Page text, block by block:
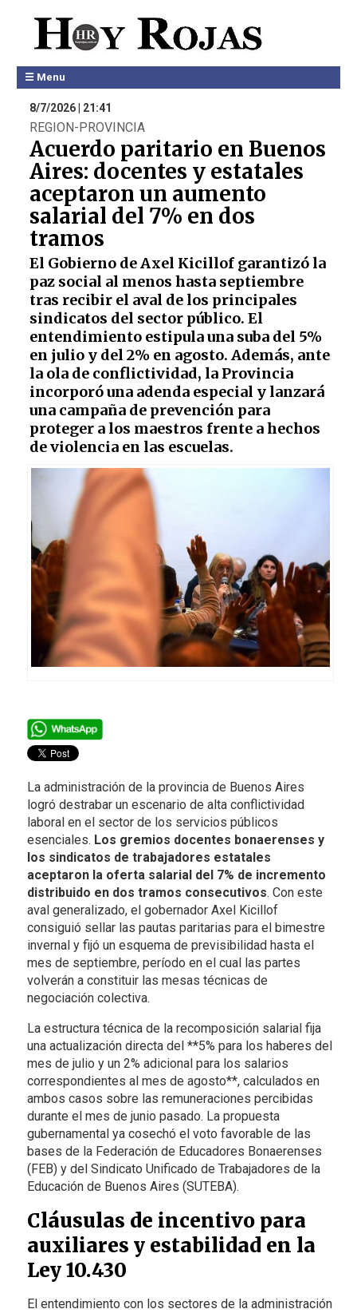
☰ Menu
8/7/2026 | 21:41
REGION-PROVINCIA
Acuerdo paritario en Buenos
Aires: docentes y estatales
aceptaron un aumento
salarial del 7% en dos
tramos
El Gobierno de Axel Kicillof garantizó la
paz social al menos hasta septiembre
tras recibir el aval de los principales
sindicatos del sector público. El
entendimiento estipula una suba del 5%
en julio y del 2% en agosto. Además, ante
la ola de conflictividad, la Provincia
incorporó una adenda especial y lanzará
una campaña de prevención para
proteger a los maestros frente a hechos
de violencia en las escuelas.
La administración de la provincia de Buenos Aires
logró destrabar un escenario de alta conflictividad
laboral en el sector de los servicios públicos
esenciales. Los gremios docentes bonaerenses y
los sindicatos de trabajadores estatales
aceptaron la oferta salarial del 7% de incremento
distribuido en dos tramos consecutivos. Con este
aval generalizado, el gobernador Axel Kicillof
consiguió sellar las pautas paritarias para el bimestre
invernal y fijó un esquema de previsibilidad hasta el
mes de septiembre, período en el cual las partes
volverán a constituir las mesas técnicas de
negociación colectiva.
La estructura técnica de la recomposición salarial fija
una actualización directa del **5% para los haberes del
mes de julio y un 2% adicional para los salarios
correspondientes al mes de agosto**, calculados en
ambos casos sobre las remuneraciones percibidas
durante el mes de junio pasado. La propuesta
gubernamental ya cosechó el voto favorable de las
bases de la Federación de Educadores Bonaerenses
(FEB) y del Sindicato Unificado de Trabajadores de la
Educación de Buenos Aires (SUTEBA).
Cláusulas de incentivo para
auxiliares y estabilidad en la
Ley 10.430
El entendimiento con los sectores de la administración